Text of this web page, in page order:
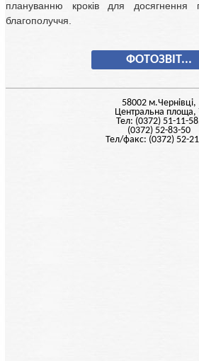
плануванню кроків для досягнення
благополуччя.
ФОТОЗВІТ...
58002 м.Чернiвцi,
Центральна площа,
Тел: (0372) 51-11-
(0372) 52-83-50
Тел/факс: (0372) 52-